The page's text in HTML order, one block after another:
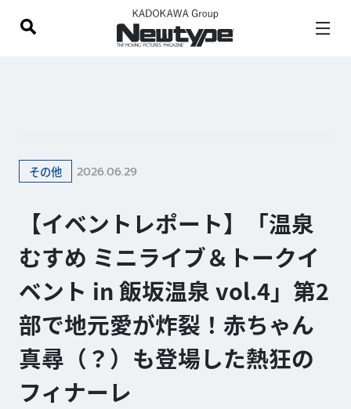
その他 2026.06.29
【イベントレポート】「温泉
むすめ ミニライブ＆トークイ
ベント in 飯坂温泉 vol.4」第2
部で地元愛が炸裂！赤ちゃん
真尋（？）も登場した熱狂の
フィナーレ